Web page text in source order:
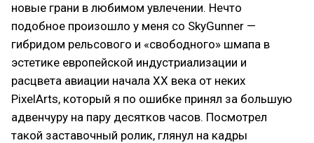
новые грани в любимом увлечении. Нечто
подобное произошло у меня со SkyGunner —
гибридом рельсового и «свободного» шмапа в
эстетике европейской индустриализации и
расцвета авиации начала XX века от неких
PixelArts, который я по ошибке принял за большую
адвенчуру на пару десятков часов. Посмотрел
такой заставочный ролик, глянул на кадры